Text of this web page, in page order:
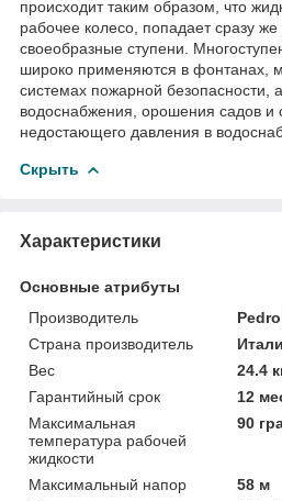
происходит таким образом, что
рабочее колесо, попадает сразу
своеобразные ступени.
широко применяются в фонтанах,
системах пожарной безопасности,
водоснабжения, орошения садов и
недостающего давления в
Скрыть
Характеристики
Основные атрибуты
Производитель
Страна производитель
Вес
24.4
Гарантийный срок
12
Максимальная
температура рабочей
жидкости
90
Максимальный напор
58 м